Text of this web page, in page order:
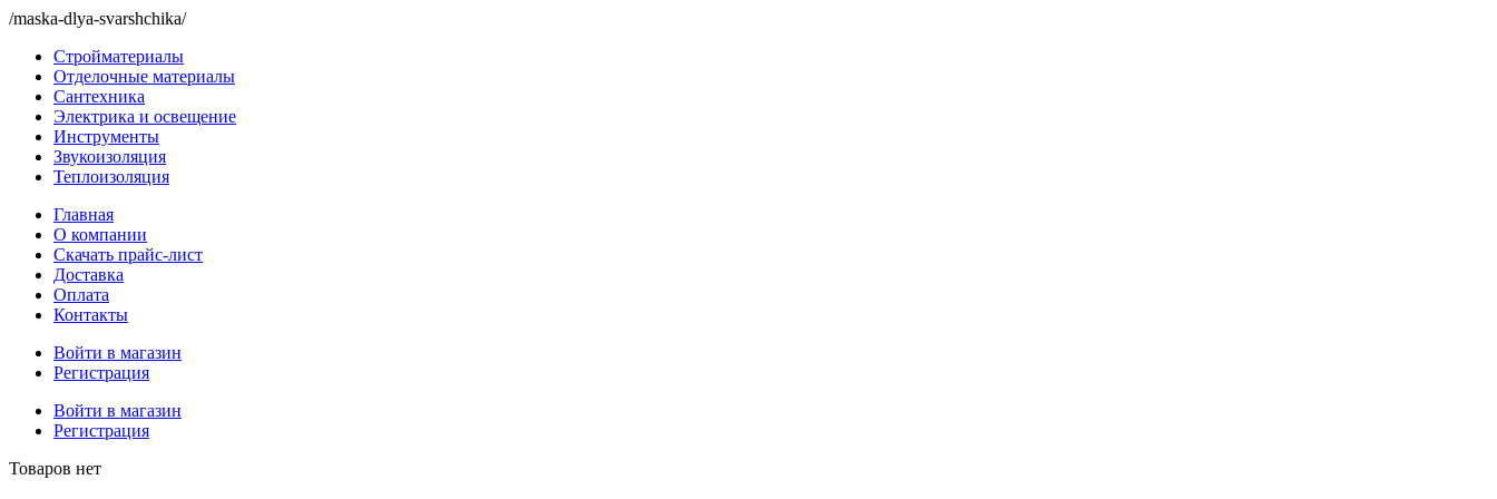
/maska-dlya-svarshchika/
Стройматериалы
Отделочные материалы
Сантехника
Электрика и освещение
Инструменты
Звукоизоляция
Теплоизоляция
Главная
О компании
Скачать прайс-лист
Доставка
Оплата
Контакты
Войти в магазин
Регистрация
Войти в магазин
Регистрация
Товаров нет